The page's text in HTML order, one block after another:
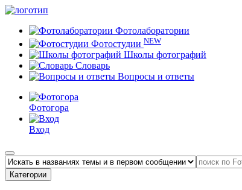
Фотолаборатории
Фотостудии NEW
Школы фотографий
Словарь
Вопросы и ответы
Фотогора
Вход
Категории